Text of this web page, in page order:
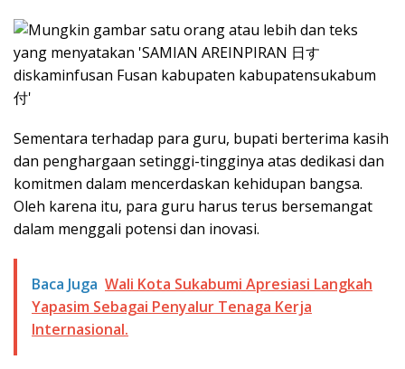
Sementara terhadap para guru, bupati berterima kasih
dan penghargaan setinggi-tingginya atas dedikasi dan
komitmen dalam mencerdaskan kehidupan bangsa.
Oleh karena itu, para guru harus terus bersemangat
dalam menggali potensi dan inovasi.
Baca Juga Wali Kota Sukabumi Apresiasi Langkah
Yapasim Sebagai Penyalur Tenaga Kerja
Internasional.